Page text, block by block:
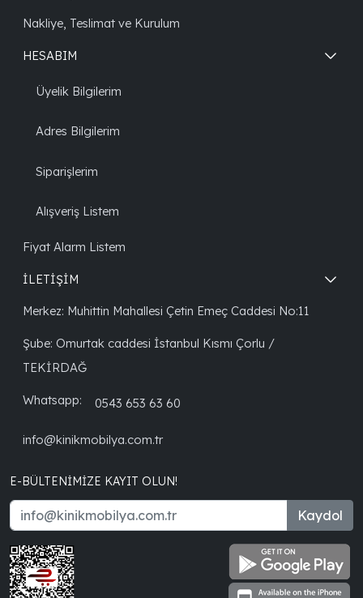
Nakliye, Teslimat ve Kurulum
HESABIM
Üyelik Bilgilerim
Adres Bilgilerim
Siparişlerim
Alışveriş Listem
Fiyat Alarm Listem
İLETİŞİM
Merkez: Muhittin Mahallesi Çetin Emeç Caddesi No:11
Şube: Omurtak caddesi İstanbul Kısmı Çorlu /
TEKİRDAĞ
Whatsapp: 0543 653 63 60
info@kinikmobilya.com.tr
E-BÜLTENIMIZE KAYIT OLUN!
Kaydol